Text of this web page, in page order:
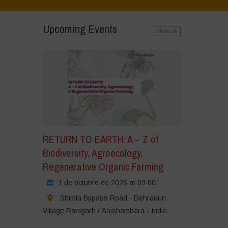
Upcoming Events view all
RETURN TO EARTH: A – Z of
Biodiversity, Agroecology,
Regenerative Organic Farming
1 de octubre de 2026 at 09:00
Shimla Bypass Road - Dehradun
Village Ramgarh / Shishambara - India